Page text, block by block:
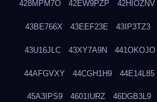
428MPM7O 42EW9PZP 42HIOZNV
43BE766X 43EEF23E 43IP3TZ3
43U16JLC 43XY7A9N 441OKOJO
44AFGVXY 44CGH1H9 44E14L85
45A3IPS9 4601IURZ 46DGB3L9